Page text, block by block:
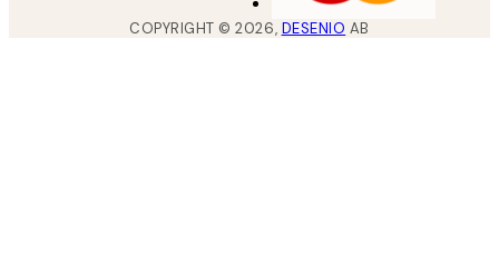
COPYRIGHT ©2026, DESENIO AB